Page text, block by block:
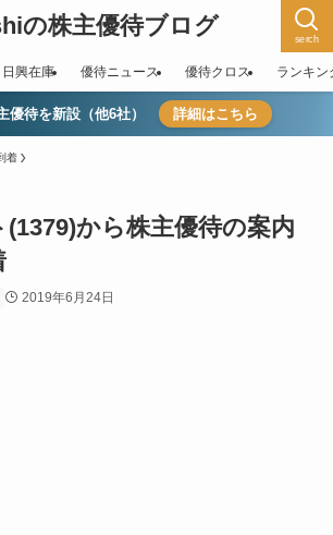
の株主優待ブログ serch
日興在庫 優待ニュース 優待クロス ランキン
優待を新設（他6社） 詳細はこちら
着
(1379)から株主優待の案内
2019年6月24日